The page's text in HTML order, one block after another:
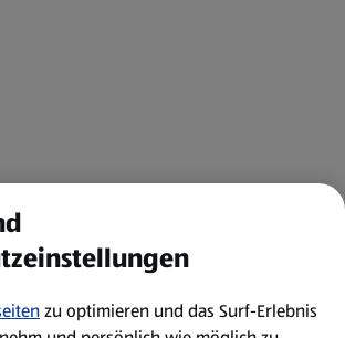
zu optimieren und das Surf-Erlebnis